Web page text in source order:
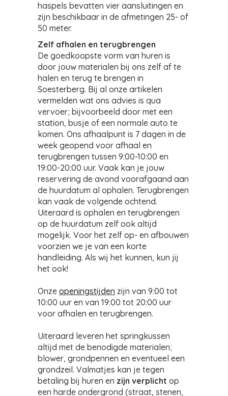
haspels bevatten vier aansluitingen en
zijn beschikbaar in de afmetingen 25- of
50 meter.
Zelf afhalen en terugbrengen
De goedkoopste vorm van huren is
door jouw materialen bij ons zelf af te
halen en terug te brengen in
Soesterberg. Bij al onze artikelen
vermelden wat ons advies is qua
vervoer; bijvoorbeeld door met een
station, busje of een normale auto te
komen. Ons afhaalpunt is 7 dagen in de
week geopend voor afhaal en
terugbrengen tussen 9:00-10:00 en
19:00-20:00 uur. Vaak kan je jouw
reservering de avond voorafgaand aan
de huurdatum al ophalen. Terugbrengen
kan vaak de volgende ochtend.
Uiteraard is ophalen en terugbrengen
op de huurdatum zelf ook altijd
mogelijk. Voor het zelf op- en afbouwen
voorzien we je van een korte
handleiding. Als wij het kunnen, kun jij
het ook!
Onze openingstijden zijn van 9:00 tot
10:00 uur en van 19:00 tot 20:00 uur
voor afhalen en terugbrengen.
Uiteraard leveren het springkussen
altijd met de benodigde materialen;
blower, grondpennen en eventueel een
grondzeil. Valmatjes kan je tegen
betaling bij huren en zijn verplicht op
een harde ondergrond (straat, stenen,